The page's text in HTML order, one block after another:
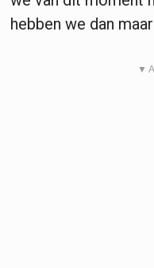
hebben we dan maar
▼